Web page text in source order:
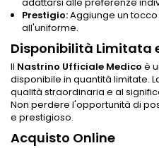
Prestigio:Aggiunge un
all'uniforme.
Disponibilità Limitata
Il Nastrino Ufficiale Medico è
disponibile in quantità limitate.
qualità straordinaria e al
Non perdere l'opportunità di
e prestigioso.
Acquisto Online